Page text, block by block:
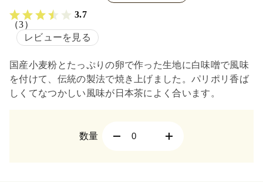
3.7
（3）
レビューを見る
国産小麦粉とたっぷりの卵で作った生地に白味噌で風味
を付けて、伝統の製法で焼き上げました。パリポリ香ば
しくてなつかしい風味が日本茶によく合います。
数量